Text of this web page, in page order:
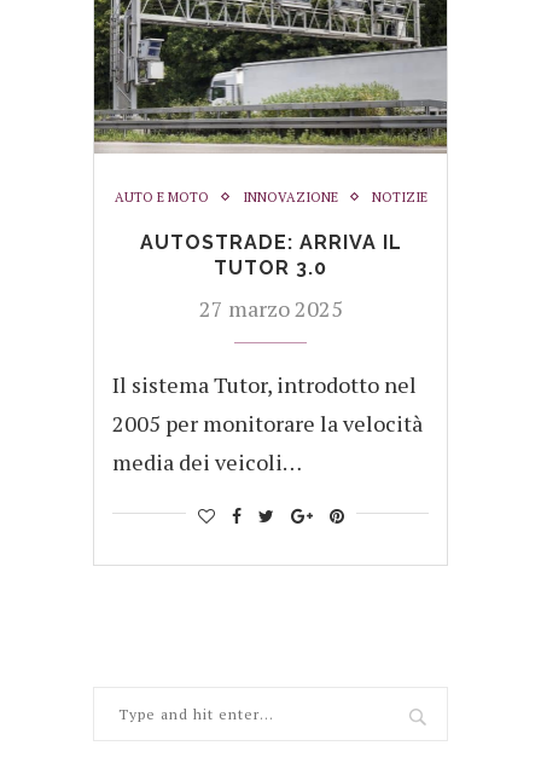
AUTO E MOTO INNOVAZIONE NOTIZIE
AUTOSTRADE: ARRIVA IL
TUTOR 3.0
27 marzo 2025
Il sistema Tutor, introdotto nel
2005 per monitorare la velocità
media dei veicoli…